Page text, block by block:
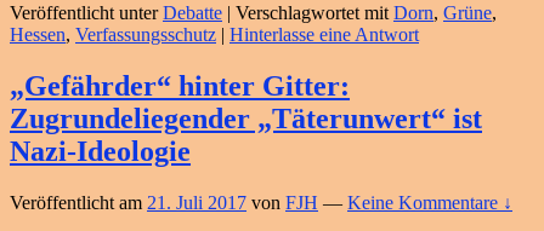
Veröffentlicht unter Debatte | Verschlagwortet mit Dorn, Grüne,
Hessen, Verfassungsschutz | Hinterlasse eine Antwort
„Gefährder“ hinter Gitter:
Zugrundeliegender „Täterunwert“ ist
Nazi-Ideologie
Veröffentlicht am 21. Juli 2017 von FJH — Keine Kommentare ↓